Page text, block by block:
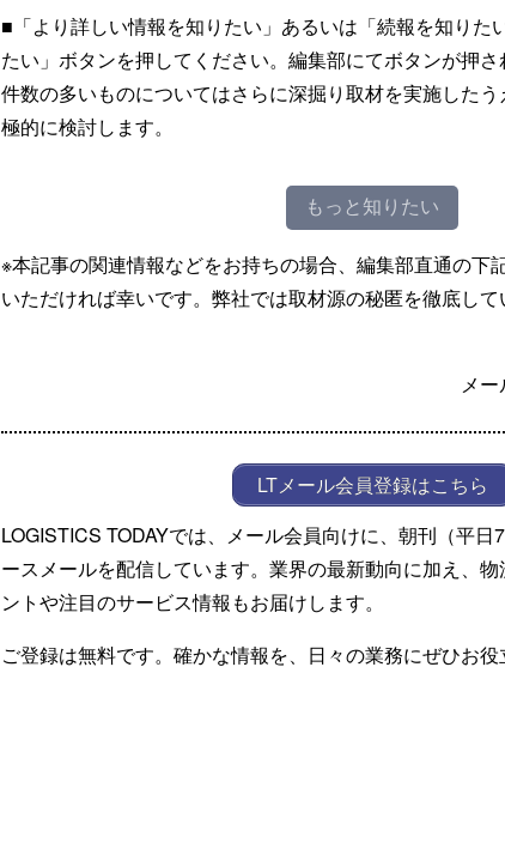
■「より詳しい情報を知りたい」あるいは「続報を知りた
たい」ボタンを押してください。編集部にてボタンが押さ
件数の多いものについてはさらに深掘り取材を実施した
極的に検討します。
もっと知りたい
※本記事の関連情報などをお持ちの場合、編集部直通の下
いただければ幸いです。弊社では取材源の秘匿を徹底して
メ
LTメール会員登録はこちら
LOGISTICS TODAYでは、メール会員向けに、朝刊（平
ースメールを配信しています。業界の最新動向に加え、
ントや注目のサービス情報もお届けします。
ご登録は無料です。確かな情報を、日々の業務にぜひお役